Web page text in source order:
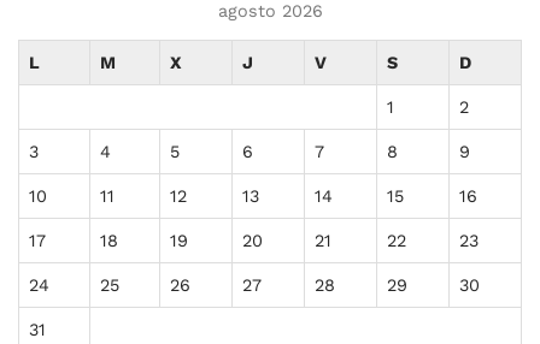
agosto 2026
L M X J V S D
1 2
3 4 5 6 7 8 9
10 11 12 13 14 15 16
17 18 19 20 21 22 23
24 25 26 27 28 29 30
31